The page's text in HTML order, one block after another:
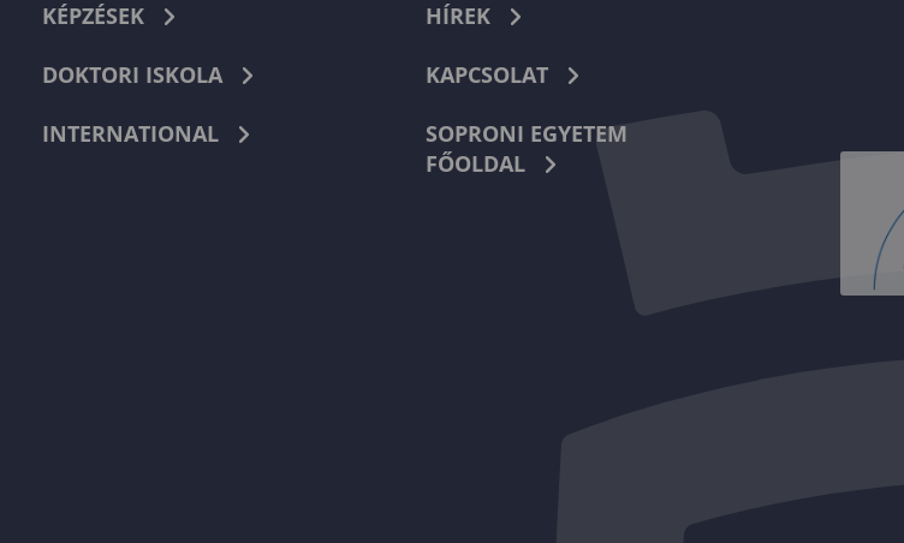
KÉPZÉSEK
DOKTORI ISKOLA
INTERNATIONAL
HÍREK
KAPCSOLAT
SOPRONI EGYETEM
FŐOLDAL